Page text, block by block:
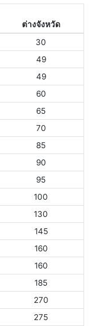
ต่างจังหวัด
30
49
49
60
65
70
85
90
95
100
130
145
160
160
185
270
275